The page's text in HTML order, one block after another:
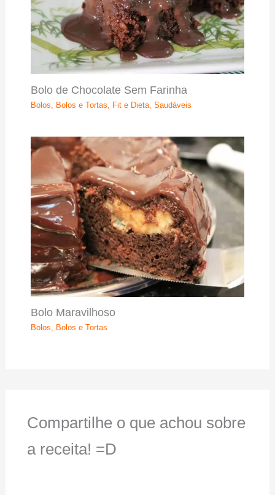
Bolo de Chocolate Sem Farinha
Bolos Bolos e Tortas Fit e Dieta, Saudáveis
Bolo Maravilhoso
Bolos, Bolos e Tortas
Compartilhe o que achou sobre
a receita! =D